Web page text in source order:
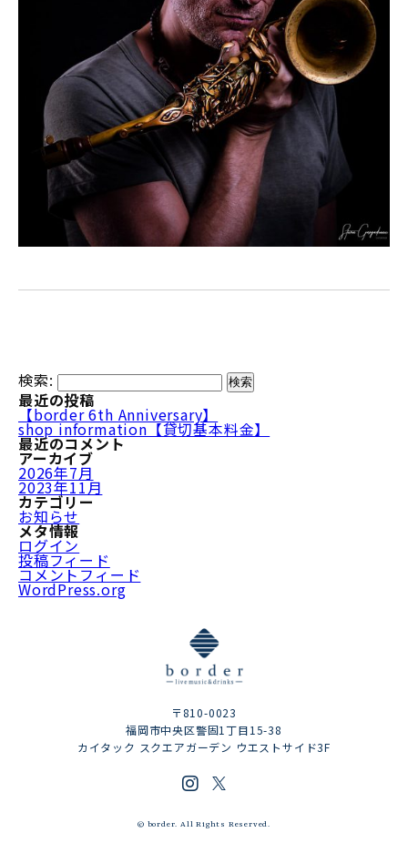
検索:
最近の投稿
【border 6th Anniversary】
shop information【貸切基本料金】
最近のコメント
アーカイブ
2026年7月
2023年11月
カテゴリー
お知らせ
メタ情報
ログイン
投稿フィード
コメントフィード
WordPress.org
〒810-0023
福岡市中央区警固1丁目15-38
カイタック スクエアガーデン ウエストサイド3F
© border. All Rights Reserved.